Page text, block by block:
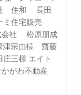
住和 長田
ミ住宅販売
会社 松原朋成
津宗由様 齋藤
三様 エイト
かがわ不動産